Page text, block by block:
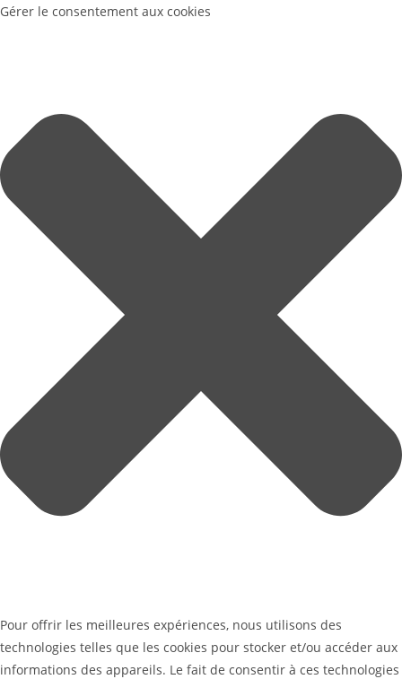
Gérer le consentement aux cookies
Pour offrir les meilleures expériences, nous utilisons des
technologies telles que les cookies pour stocker et/ou accéder aux
informations des appareils. Le fait de consentir à ces technologies